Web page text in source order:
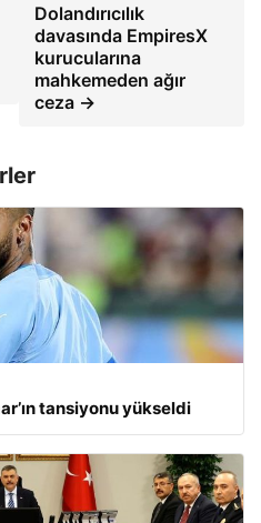
Dolandırıcılık
davasında EmpiresX
kurucularına
mahkemeden ağır
ceza →
tansiyonu yükseldi